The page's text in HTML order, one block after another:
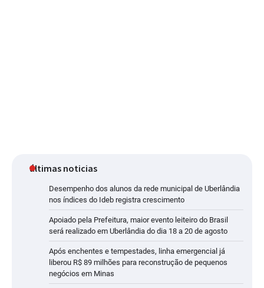
últimas noticias
Desempenho dos alunos da rede municipal de Uberlândia
nos índices do Ideb registra crescimento
Apoiado pela Prefeitura, maior evento leiteiro do Brasil
será realizado em Uberlândia do dia 18 a 20 de agosto
Após enchentes e tempestades, linha emergencial já
liberou R$ 89 milhões para reconstrução de pequenos
negócios em Minas